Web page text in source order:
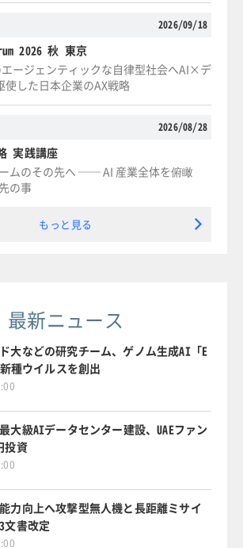
2026/09/18
2026 秋 東京
ージェンティックな自律型社会へAI×デ
使した日本企業のAX戦略
2026/08/28
実践講座
ムのその先へ ── AI 産業全体を俯瞰
の事
もっと見る
最新ニュース
大などの研究チーム、ゲノム生成AI「E
種ウイルスを創出
大級AIデータセンター建設、UAEファン
投資
力向上へ攻撃型無人機と長距離ミサイ
文書改定